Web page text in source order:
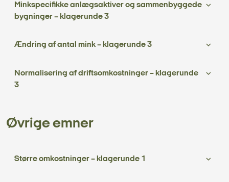
Minkspecifikke anlægsaktiver og sammenbyggede
bygninger – klagerunde 3
Ændring af antal mink – klagerunde 3
Normalisering af driftsomkostninger – klagerunde
3
Øvrige emner
Større omkostninger – klagerunde 1